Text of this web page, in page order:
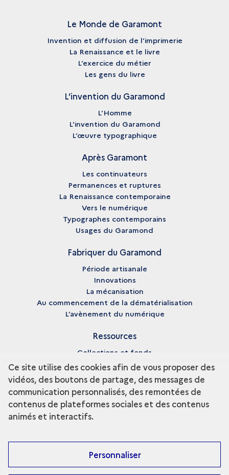
Le Monde de Garamont
Invention et diffusion de l’imprimerie
La Renaissance et le livre
L’exercice du métier
Les gens du livre
L’invention du Garamond
L’Homme
L'invention du Garamond
L’œuvre typographique
Après Garamont
Les continuateurs
Permanences et ruptures
La Renaissance contemporaine
Vers le numérique
Typographes contemporains
Usages du Garamond
Fabriquer du Garamond
Période artisanale
Innovations
La mécanisation
Au commencement de la dématérialisation
L’avènement du numérique
Ressources
Collections et fonds
Enseignement et recherche
Fiches biographiques
Pédagogie
Bibliographie
Glossaire
Médiathèque
Ce site utilise des cookies afin de vous proposer des
vidéos, des boutons de partage, des messages de
communication personnalisés, des remontées de
contenus de plateformes sociales et des contenus
animés et interactifs.
Personnaliser